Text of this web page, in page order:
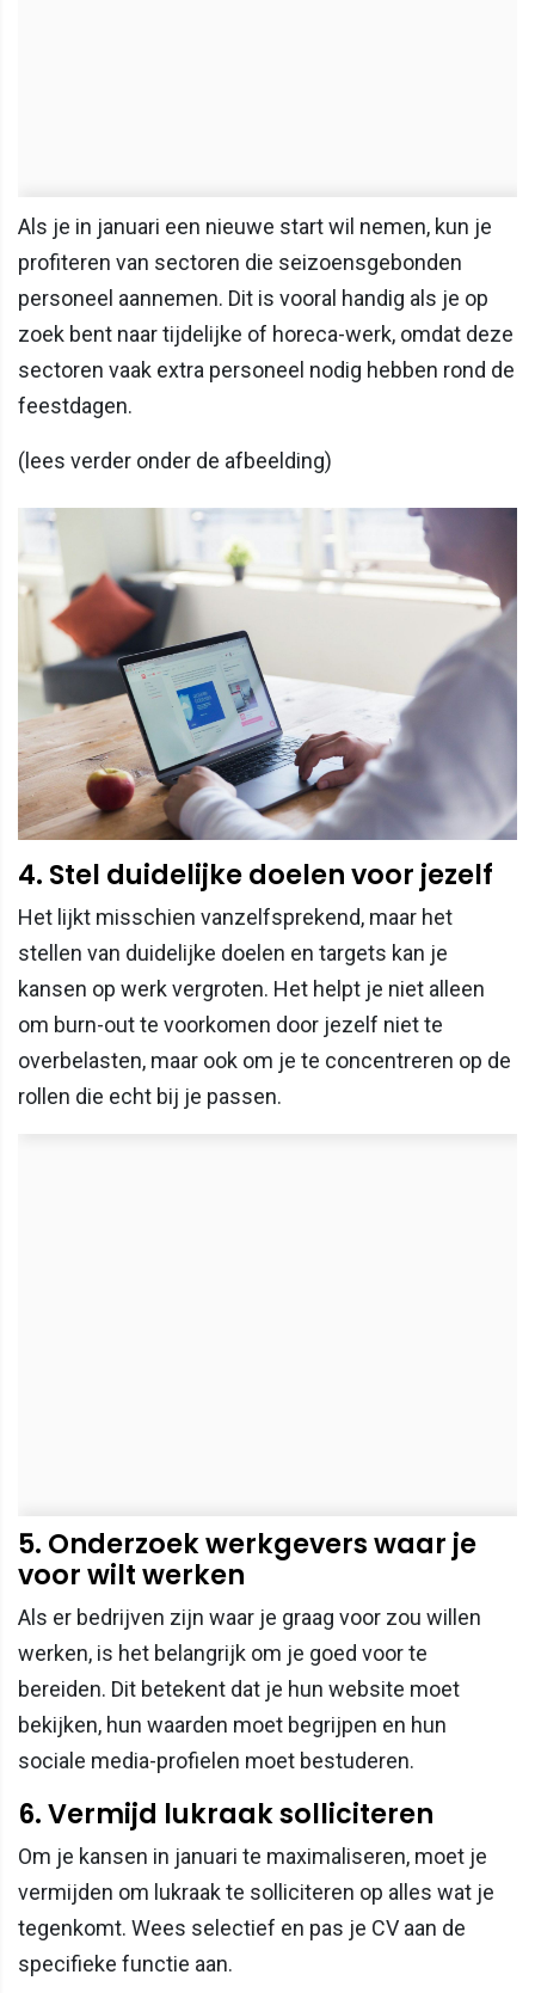
Als je in januari een nieuwe start wil nemen, kun je
profiteren van sectoren die seizoensgebonden
personeel aannemen. Dit is vooral handig als je op
zoek bent naar tijdelijke of horeca-werk, omdat deze
sectoren vaak extra personeel nodig hebben rond de
feestdagen.
(lees verder onder de afbeelding)
4. Stel duidelijke doelen voor jezelf
Het lijkt misschien vanzelfsprekend, maar het
stellen van duidelijke doelen en targets kan je
kansen op werk vergroten. Het helpt je niet alleen
om burn-out te voorkomen door jezelf niet te
overbelasten, maar ook om je te concentreren op de
rollen die echt bij je passen.
5. Onderzoek werkgevers waar je
voor wilt werken
Als er bedrijven zijn waar je graag voor zou willen
werken, is het belangrijk om je goed voor te
bereiden. Dit betekent dat je hun website moet
bekijken, hun waarden moet begrijpen en hun
sociale media-profielen moet bestuderen.
6. Vermijd lukraak solliciteren
Om je kansen in januari te maximaliseren, moet je
vermijden om lukraak te solliciteren op alles wat je
tegenkomt. Wees selectief en pas je CV aan de
specifieke functie aan.